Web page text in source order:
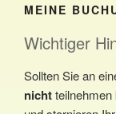
MEINE
Wichtiger
Sollten Sie an
nicht